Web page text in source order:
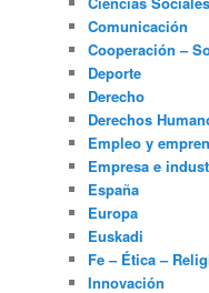
Comunicación
Cooperación –
Deporte
Derecho
Derechos
Empleo y
Empresa e
España
Europa
Euskadi
Fe – Ética –
Innovación